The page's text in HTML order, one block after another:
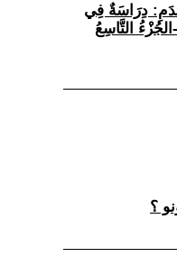
دِرَاسَةٌ فِي
التَّاسِعُ